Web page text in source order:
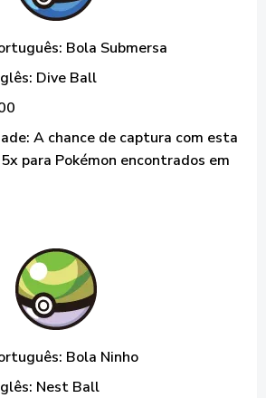
Bola Submersa
Dive Ball
A chance de captura com esta
para Pokémon encontrados em
Bola Ninho
Nest Ball